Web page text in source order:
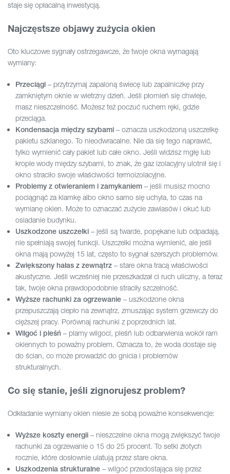
staje się opłacalną inwestycją.
Najczęstsze objawy zużycia okien
Oto kluczowe sygnały ostrzegawcze, że twoje okna wymagają
wymiany:
Przeciągi – przytrzymaj zapaloną świecę lub zapalniczkę przy
zamkniętym oknie w wietrzny dzień. Jeśli płomień się chwieje,
masz nieszczelność. Możesz też poczuć ruchem ręki, gdzie
przeciąga.
Kondensacja między szybami – oznacza uszkodzoną uszczelkę
pakietu szklanego. To nieodwracalne. Nie da się tego naprawić,
tylko wymienić cały pakiet lub całe okno. Jeśli widzisz mgłę lub
krople wody między szybami, to znak, że gaz izolacyjny ulotnił się i
okno straciło swoje właściwości termoizolacyjne.
Problemy z otwieraniem i zamykaniem – jeśli musisz mocno
pociągnąć za klamkę albo okno samo się uchyla, to czas na
wymianę okien. Może to oznaczać zużycie zawiasów i okuć lub
osiadanie budynku.
Uszkodzone uszczelki – jeśli są twarde, popękane lub odpadają,
nie spełniają swojej funkcji. Uszczelki można wymienić, ale jeśli
okna mają powyżej 15 lat, często to sygnał szerszych problemów.
Zwiększony hałas z zewnątrz – stare okna tracą właściwości
akustyczne. Jeśli wcześniej nie przeszkadzał ci ruch uliczny, a teraz
tak, twoje okna prawdopodobnie straciły szczelność.
Wyższe rachunki za ogrzewanie – uszkodzone okna
przepuszczają ciepło na zewnątrz, zmuszając system grzewczy do
cięższej pracy. Porównaj rachunki z poprzednich lat.
Wilgoć i pleśń – plamy wilgoci, pleśń lub odbarwienia wokół ram
okiennych to poważny problem. Oznacza to, że woda dostaje się
do ścian, co może prowadzić do gnicia i problemów
strukturalnych.
Co się stanie, jeśli zignorujesz problem?
Odkładanie wymiany okien niesie ze sobą poważne konsekwencje:
Wyższe koszty energii – nieszczelne okna mogą zwiększyć twoje
rachunki za ogrzewanie o 15 do 25 procent. To setki złotych
rocznie, które dosłownie ulatują przez stare okna.
Uszkodzenia strukturalne – wilgoć przedostająca się przez